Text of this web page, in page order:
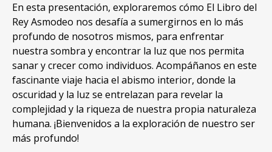
En esta presentación, exploraremos cómo El Libro del
Rey Asmodeo nos desafía a sumergirnos en lo más
profundo de nosotros mismos, para enfrentar
nuestra sombra y encontrar la luz que nos permita
sanar y crecer como individuos. Acompáñanos en este
fascinante viaje hacia el abismo interior, donde la
oscuridad y la luz se entrelazan para revelar la
complejidad y la riqueza de nuestra propia naturaleza
humana. ¡Bienvenidos a la exploración de nuestro ser
más profundo!